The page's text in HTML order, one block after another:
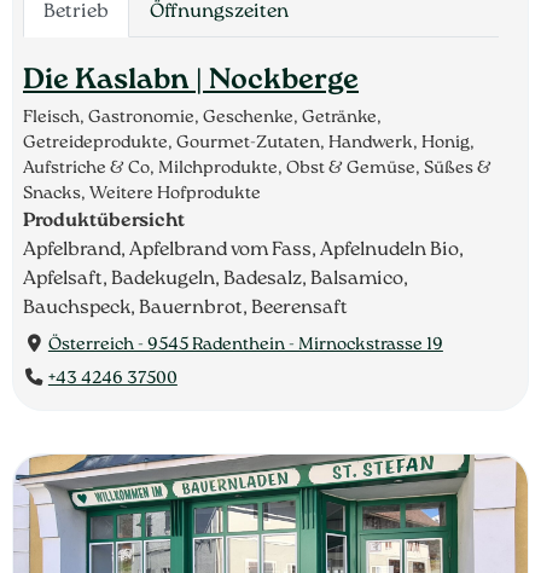
Betrieb Öffnungszeiten
Die Kaslabn | Nockberge
Fleisch, Gastronomie, Geschenke, Getränke,
Getreideprodukte, Gourmet-Zutaten, Handwerk, Honig,
Aufstriche & Co, Milchprodukte, Obst & Gemüse, Süßes &
Snacks, Weitere Hofprodukte
Produktübersicht
Apfelbrand, Apfelbrand vom Fass, Apfelnudeln Bio,
Apfelsaft, Badekugeln, Badesalz, Balsamico,
Bauchspeck, Bauernbrot, Beerensaft
Österreich - 9545 Radenthein - Mirnockstrasse 19
+43 4246 37500